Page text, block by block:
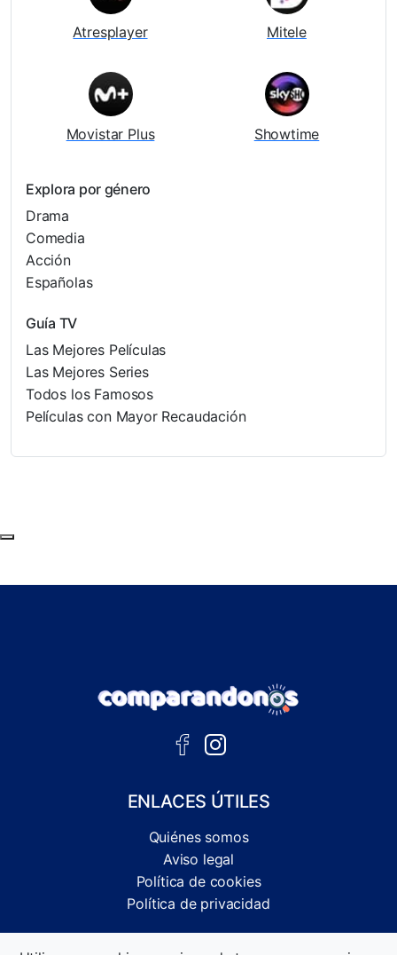
Atresplayer Mitele
Movistar Plus Showtime
Explora por género
Drama
Comedia
Acción
Españolas
Guía TV
Las Mejores Películas
Las Mejores Series
Todos los Famosos
Películas con Mayor Recaudación
ENLACES ÚTILES
Quiénes somos
Aviso legal
Política de cookies
Política de privacidad